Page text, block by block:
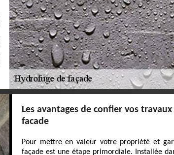
Les avantages de confier vos
facade
Pour mettre en valeur votre propriété et
façade est une étape primordiale. Installée